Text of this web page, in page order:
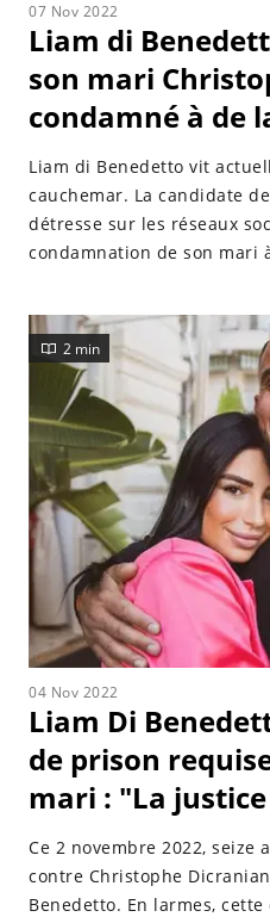
07 Nov 2022
Liam di
son mari
condamné à de
Liam di Benedetto vit
cauchemar. La candidate
détresse sur les réseaux
condamnation de son mari
2 min
04 Nov 2022
Liam Di
de prison
mari : "La
Ce 2 novembre 2022,
contre Christophe
Benedetto. En larmes,